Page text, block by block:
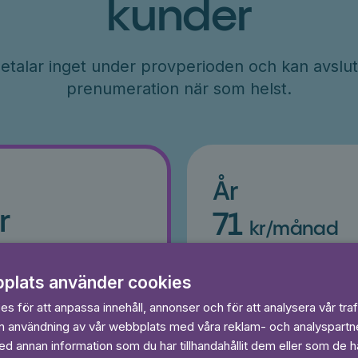
kunder
inget under provperioden och kan
prenumeration när som helst.
dagar gratis
År
71 kr/månad
Ingen bindningstid
använder cookies
för att anpassa innehåll, annonser och för att analysera vår
användning av vår webbplats med våra reklam- och
annan information som du har tillhandahållit dem eller som de